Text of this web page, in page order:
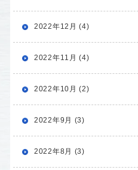
2022年12月 (4)
2022年11月 (4)
2022年10月 (2)
2022年9月 (3)
2022年8月 (3)